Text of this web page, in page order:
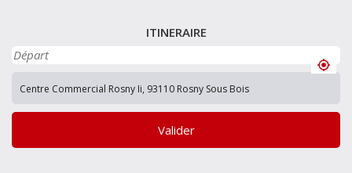
ITINERAIRE
Valider